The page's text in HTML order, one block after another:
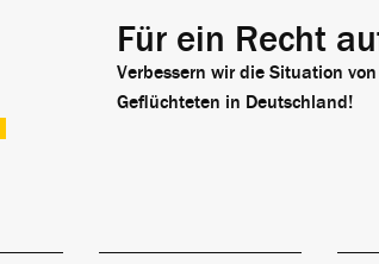
Für ein Recht
Verbessern wir die Situation
Geflüchteten in Deutschland!